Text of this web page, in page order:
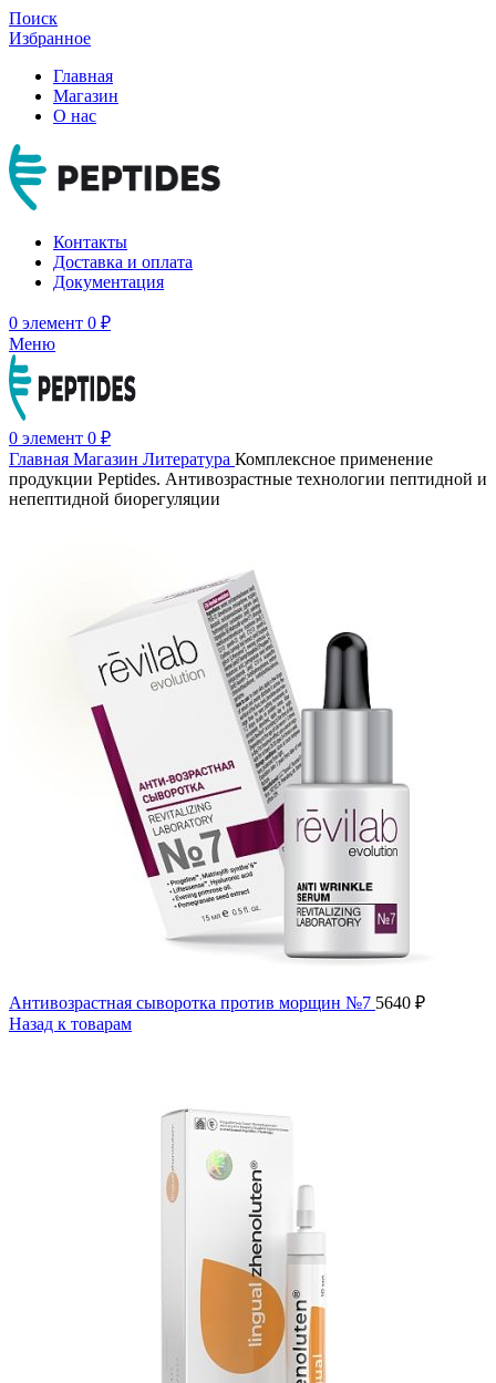
Поиск
Избранное
Главная
Магазин
О нас
Контакты
Доставка и оплата
Документация
0 элемент 0 ₽
Меню
0 элемент 0 ₽
Главная Магазин Литература Комплексное применение
продукции Peptides. Антивозрастные технологии пептидной и
непептидной биорегуляции
Антивозрастная сыворотка против морщин №7 5640 ₽
Назад к товарам